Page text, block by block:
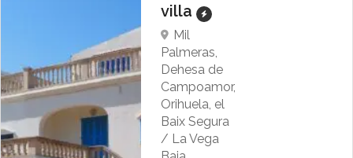
villa
Mil
Palmeras,
Dehesa de
Campoamor,
Orihuela, el
Baix Segura
/ La Vega